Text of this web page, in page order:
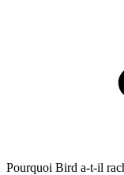
Pourquoi Bird a-t-il